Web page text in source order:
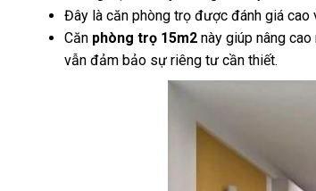
Đây là căn phòng trọ được đánh giá cao
Căn phòng trọ 15m2 này giúp nâng
vẫn đảm bảo sự riêng tư cần thiết.